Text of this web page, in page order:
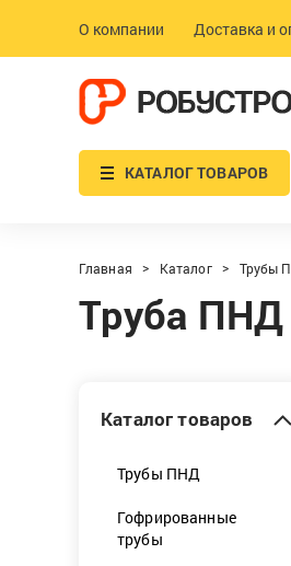
О компании Доставка и
КАТАЛОГ ТОВАРОВ
Главная Каталог Трубы
Труба ПНД
Каталог товаров
Трубы ПНД
Гофрированные
трубы